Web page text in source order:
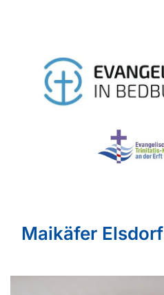
Maikäfer Elsdorf